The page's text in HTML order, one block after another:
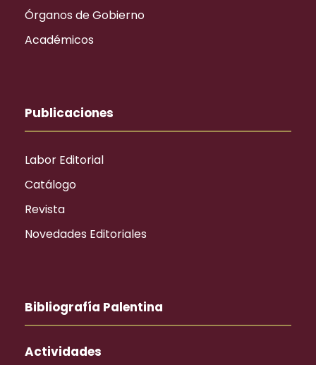
Órganos de Gobierno
Académicos
Publicaciones
Labor Editorial
Catálogo
Revista
Novedades Editoriales
Bibliografía Palentina
Actividades